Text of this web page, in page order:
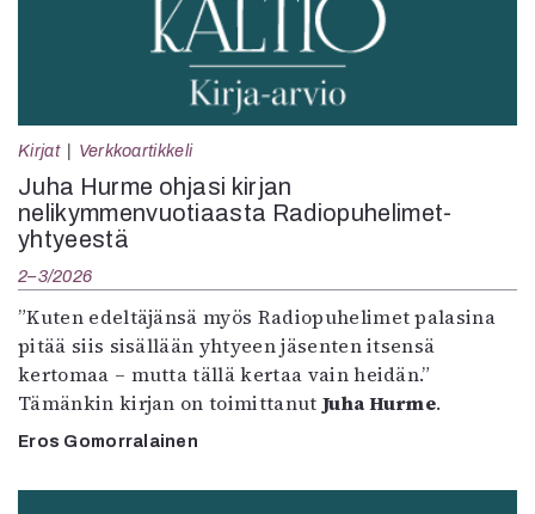
Kirjat Verkkoartikkeli
Juha Hurme ohjasi kirjan
nelikymmenvuotiaasta Radiopuhelimet-
yhtyeestä
2–3/2026
”Kuten edeltäjänsä myös Radiopuhelimet palasina
pitää siis sisällään yhtyeen jäsenten itsensä
kertomaa – mutta tällä kertaa vain heidän.”
Tämänkin kirjan on toimittanut Juha Hurme.
Eros Gomorralainen